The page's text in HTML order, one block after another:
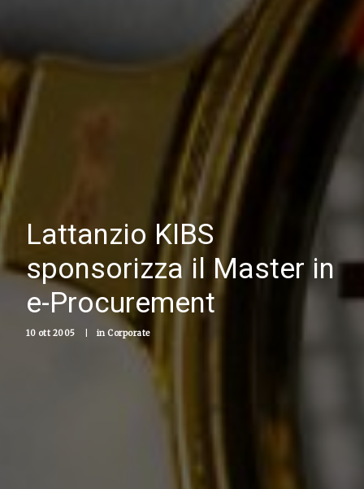
Lattanzio KIBS
sponsorizza il Master in
e-Procurement
10 ott 2005 in Corporate